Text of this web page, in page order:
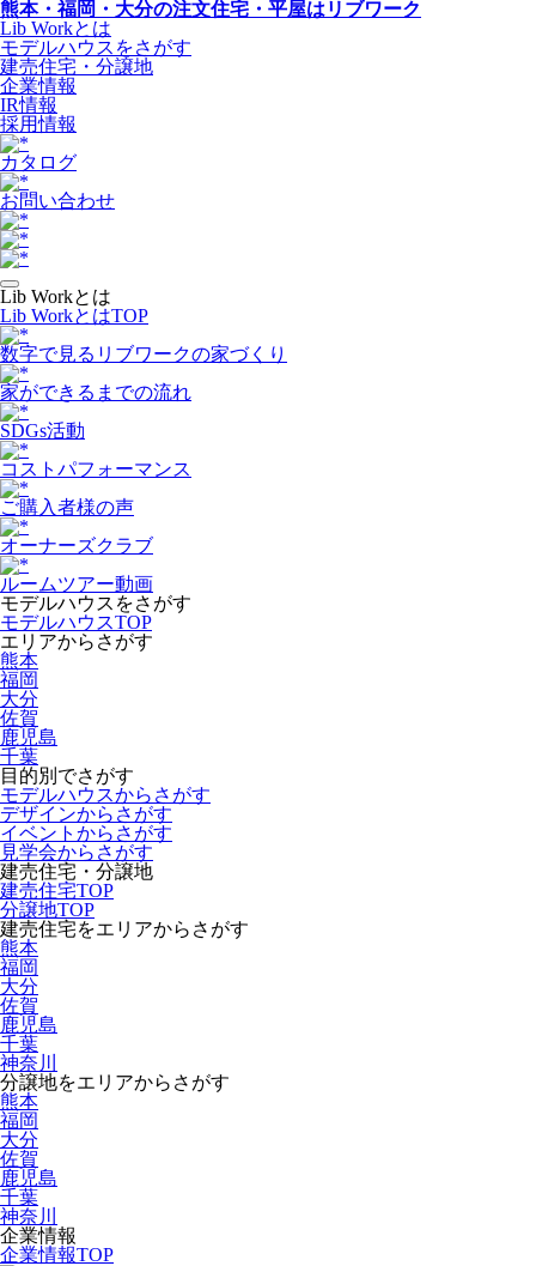
熊本・福岡・大分の注文住宅・平屋はリブワーク
Lib Workとは
モデルハウスをさがす
建売住宅・分譲地
企業情報
IR情報
採用情報
カタログ
お問い合わせ
Lib Workとは
Lib WorkとはTOP
数字で⾒るリブワークの家づくり
家ができるまでの流れ
SDGs活動
コストパフォーマンス
ご購入者様の声
オーナーズクラブ
ルームツアー動画
モデルハウスをさがす
モデルハウスTOP
エリアからさがす
熊本
福岡
大分
佐賀
鹿児島
千葉
目的別でさがす
モデルハウスからさがす
デザインからさがす
イベントからさがす
見学会からさがす
建売住宅・分譲地
建売住宅TOP
分譲地TOP
建売住宅をエリアからさがす
熊本
福岡
大分
佐賀
鹿児島
千葉
神奈川
分譲地をエリアからさがす
熊本
福岡
大分
佐賀
鹿児島
千葉
神奈川
企業情報
企業情報TOP